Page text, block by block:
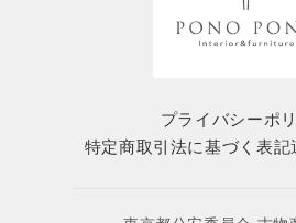
プライバシーポ
特定商取引法に基づく表記